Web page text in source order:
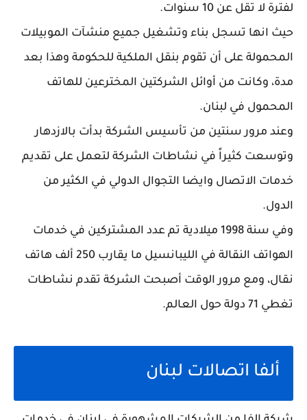
لفترة لا تقل عن 10 سنوات.
حيث انها تسجل بناء وتشغيل جميع منشآت الموبيلات
المحمولة على أن تقوم بنقل الملكية للحكومة وهذا بعد
مدة، وكانت من أوائل الشركتين المخترعين للهاتف
المحمول في لبنان.
وعند مرور سنتين من تأسيس الشركة بدأت بالازدهار
وتوسعت كثيراً في نشاطات الشركة لتعمل على تقديم
خدمات الاتصال وايضا التجوال الدولي في الكثير من
الدول.
وفي سنة 1998 ميلادية تم عدد المشتركين في خدمات
الهواتف النقالة في الليبانسيل ما يقارب 250 ألف هاتف
نقال، ومع مرور الوقت أصبحت الشركة تقدم نشاطات
تغطي 71 دولة حول العالم.
ألفا اتصالات لبنان